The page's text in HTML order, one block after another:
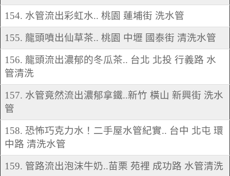
154. 水管流出彩虹水.. 桃園 蓮埔街 洗水管
155. 龍頭噴出仙草茶.. 桃園 中壢 國泰街 清洗水管
156. 龍頭流出濃郁的冬瓜茶.. 台北 北投 行義路 水
管清洗
157. 水管竟然流出濃郁拿鐵..新竹 橫山 新興街 洗水
管
158. 恐怖巧克力水！二手屋水管紀實.. 台中 北屯 環
中路 清洗水管
159. 管路流出泡沫牛奶..苗栗 苑裡 成功路 水管清洗